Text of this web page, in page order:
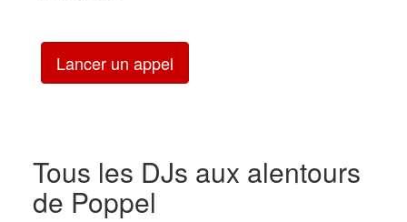
Lancer un appel
Tous les DJs aux alentours
de Poppel